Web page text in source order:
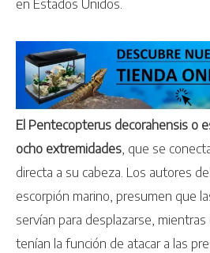
El Pentecopterus decorahensis o
ocho extremidades, que se
directa a su cabeza. Los autores
escorpión marino, presumen que
servían para desplazarse,
tenían la función de atacar a las